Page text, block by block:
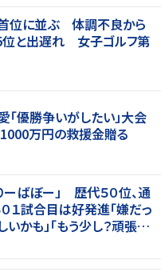
位に並ぶ 体調不良から
と出遅れ 女子ゴルフ第
優勝争いがしたい」大会
万円の救援金贈る
ばぼー」 歴代５０位、通
１試合目は好発進「嫌だっ
かも」「もう少し？頑張り